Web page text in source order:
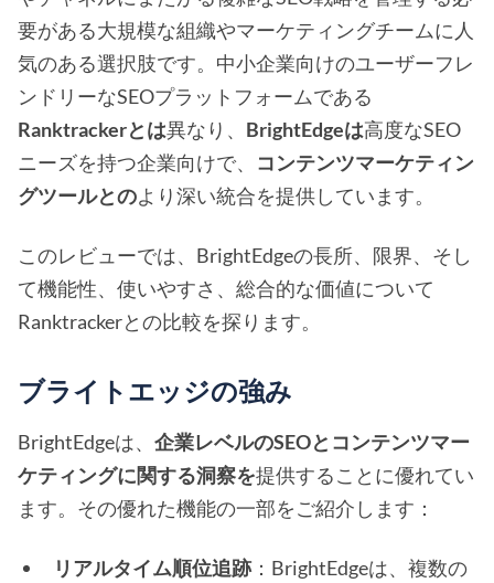
要がある大規模な組織やマーケティングチームに人
気のある選択肢です。中小企業向けのユーザーフレ
ンドリーなSEOプラットフォームである
Ranktrackerとは異なり、 BrightEdgeは高度なSEO
ニーズを持つ企業向けで、 コンテンツマーケティン
グツールとのより深い統合を提供しています。
このレビューでは、BrightEdgeの長所、限界、そし
て機能性、使いやすさ、総合的な価値について
Ranktrackerとの比較を探ります。
ブライトエッジの強み
BrightEdgeは、 企業レベルのSEOとコンテンツマー
ケティングに関する洞察を提供することに優れてい
ます。その優れた機能の一部をご紹介します：
リアルタイム順位追跡：BrightEdgeは、複数の